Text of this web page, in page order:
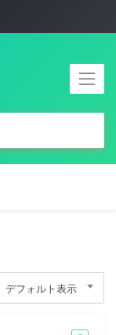
デフォルト表示